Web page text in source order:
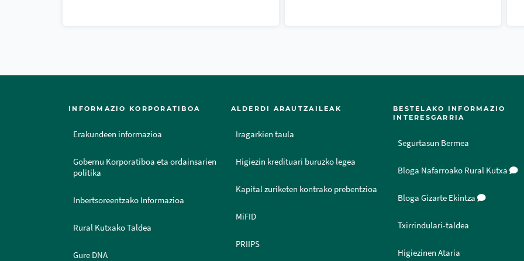
INFORMAZIO KORPORATIBOA
Erakundeen informazioa
Gobernu Korporatiboa eta ordainsarien
politika
Inbertsoreentzako Informazioa
Rural Kutxako Taldea
Gure DNA
ALDERDI ARAUTZAILEAK
Iragarkien taula
Higiezin kredituari buruzko legea
Kapital zuriketen kontrako prebentzioa
MiFID
PRIIPS
BESTELAKO INFORMAZIO
INTERESGARRIA
Segurtasun Bermea
Bloga Nafarroako Rural Kutxa
Bloga Gizarte Ekintza
Txirrindulari-taldea
Higiezinen Ataria